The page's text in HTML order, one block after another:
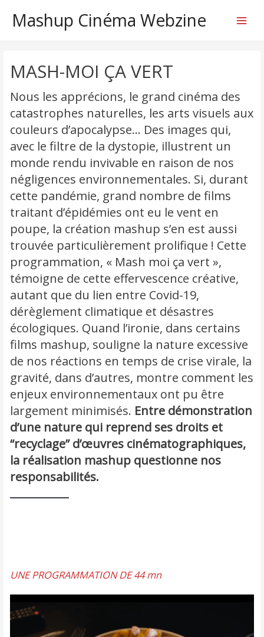
Mashup Cinéma Webzine
Main
MASH-MOI ÇA VERT
Nous les apprécions, le grand cinéma des
catastrophes naturelles, les arts visuels aux
couleurs d’apocalypse… Des images qui,
avec le filtre de la dystopie, illustrent un
monde rendu invivable en raison de nos
négligences environnementales. Si, durant
cette pandémie, grand nombre de films
traitant d’épidémies ont eu le vent en
poupe, la création mashup s’en est aussi
trouvée particulièrement prolifique ! Cette
programmation, « Mash moi ça vert »,
témoigne de cette effervescence créative,
autant que du lien entre Covid-19,
dérèglement climatique et désastres
écologiques. Quand l’ironie, dans certains
films mashup, souligne la nature excessive
de nos réactions en temps de crise virale, la
gravité, dans d’autres, montre comment les
enjeux environnementaux ont pu être
largement minimisés. Entre démonstration
d’une nature qui reprend ses droits et
“recyclage” d’œuvres cinématographiques,
la réalisation mashup questionne nos
responsabilités.
UNE PROGRAMMATION DE 44 mn